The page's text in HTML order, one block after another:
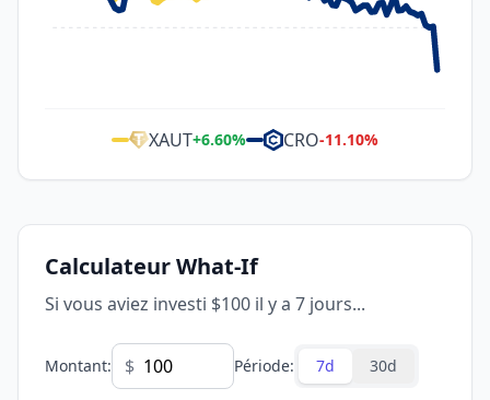
XAUT+6.60% CRO-11.10%
Calculateur What-If
Si vous aviez investi $100 il y a 7 jours...
Montant: $ Période: 7d 30d